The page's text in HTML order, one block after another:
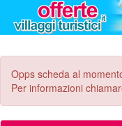
Opps scheda al
Per informazioni